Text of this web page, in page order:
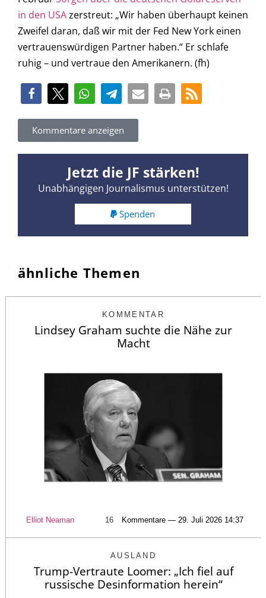
in den USAzerstreut: „Wir haben überhaupt keinen
Zweifel daran, daß wir mit der Fed New York einen
vertrauenswürdigen Partner haben.“ Er schlafe
ruhig – und vertraue den Amerikanern. (fh)
Kommentare anzeigen
Jetzt die JF stärken!
Unabhängigen Journalismus unterstützen!
Spenden
ähnliche Themen
KOMMENTAR
Lindsey Graham suchte die Nähe zur
Macht
Elliot Neaman 16 Kommentare — 29. Juli 2026 14:37
AUSLAND
Trump-Vertraute Loomer: „Ich fiel auf
russische Desinformation herein“